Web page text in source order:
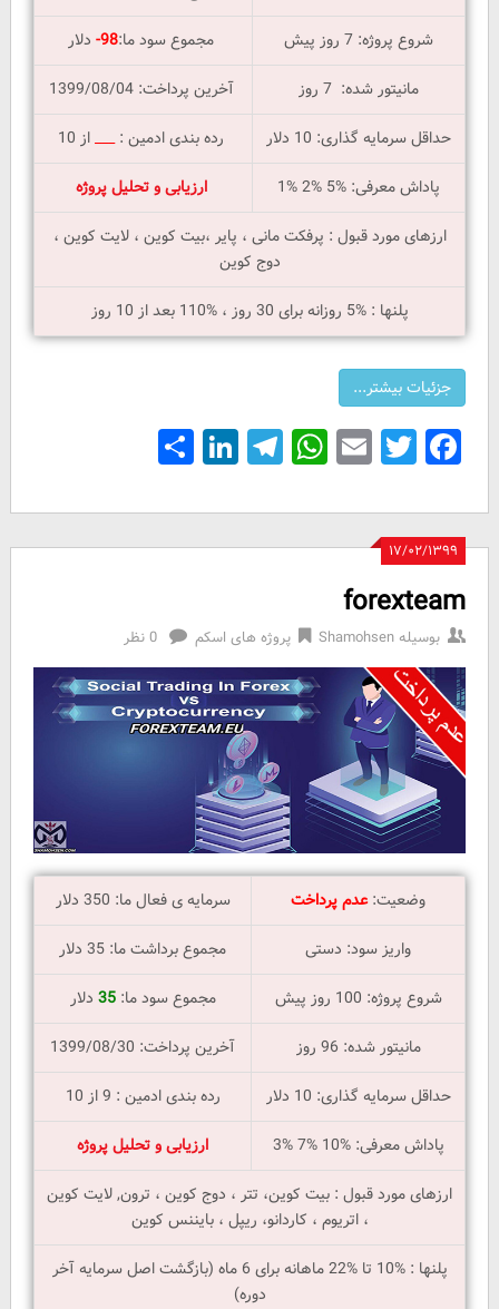
شروع پروژه: 7 روز پیش
مجموع سود ما:98- دلار
مانیتور شده: 7 روز
آخرین پرداخت: 1399/08/04
حداقل سرمایه گذاری: 10 دلار
رده بندی ادمین :___از 10
پاداش معرفی: %5 %2 %1
ارزیابی و تحلیل پروژه
ارزهای مورد قبول : پرفکت مانی ، پایر ،بیت کوین ، لایت کوین ،
دوج کوین
پلنها : %5 روزانه برای 30 روز ، %110 بعد از 10 روز
Facebook
Twitter
Email
WhatsApp
Telegram
LinkedIn
Share
۱۷/۰۲/۱۳۹۹
forexteam
بوسیلهShamohsen پروژه های اسکم 0 نظر
وضعیت:عدم پرداخت
سرمایه ی فعال ما: 350 دلار
واریز سود: دستی
مجموع برداشت ما: 35 دلار
شروع پروژه: 100 روز پیش
مجموع سود ما:35 دلار
مانیتور شده: 96 روز
آخرین پرداخت: 1399/08/30
حداقل سرمایه گذاری: 10 دلار
رده بندی ادمین : 9 از 10
پاداش معرفی: %10 %7 %3
ارزیابی و تحلیل پروژه
ارزهای مورد قبول : بیت کوین، تتر ، دوج کوین ، ترون, لایت کوین
، اتریوم ، کاردانو، ریپل ، بایننس کوین
پلنها : %10 تا %22 ماهانه برای 6 ماه (بازگشت اصل سرمایه آخر
دوره)